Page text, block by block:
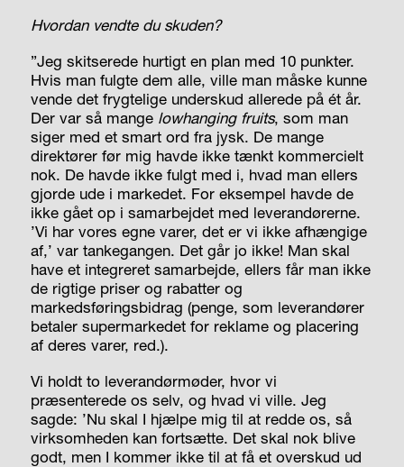
Hvordan vendte du skuden?
”Jeg skitserede hurtigt en plan med 10 punkter.
Hvis man fulgte dem alle, ville man måske kunne
vende det frygtelige underskud allerede på ét år.
Der var så mange lowhanging fruits, som man
siger med et smart ord fra jysk. De mange
direktører før mig havde ikke tænkt kommercielt
nok. De havde ikke fulgt med i, hvad man ellers
gjorde ude i markedet. For eksempel havde de
ikke gået op i samarbejdet med leverandørerne.
’Vi har vores egne varer, det er vi ikke afhængige
af,’ var tankegangen. Det går jo ikke! Man skal
have et integreret samarbejde, ellers får man ikke
de rigtige priser og rabatter og
markedsføringsbidrag (penge, som leverandører
betaler supermarkedet for reklame og placering
af deres varer, red.).
Vi holdt to leverandørmøder, hvor vi
præsenterede os selv, og hvad vi ville. Jeg
sagde: ’Nu skal I hjælpe mig til at redde os, så
virksomheden kan fortsætte. Det skal nok blive
godt, men I kommer ikke til at få et overskud ud